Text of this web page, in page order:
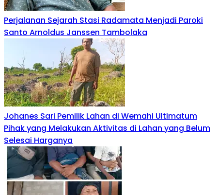
Perjalanan Sejarah Stasi Radamata Menjadi Paroki
Santo Arnoldus Janssen Tambolaka
‎Johanes Sari Pemilik Lahan di Wemahi Ultimatum
Pihak yang Melakukan Aktivitas di Lahan yang Belum
Selesai Harganya